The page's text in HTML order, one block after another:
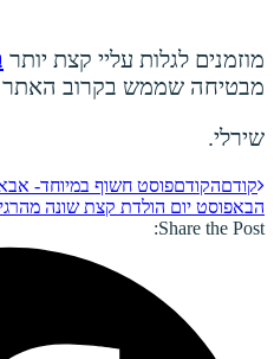
מוזמנים לגלות עליי קצת יותר
מבטיחה שממש בקרוב האתר
שירלי.
קודםהקודםפוסט חשוף במיוחד-
הבאפוסט יום הולדת קצת שונה
Share the Post: